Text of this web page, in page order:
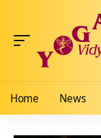
Home News